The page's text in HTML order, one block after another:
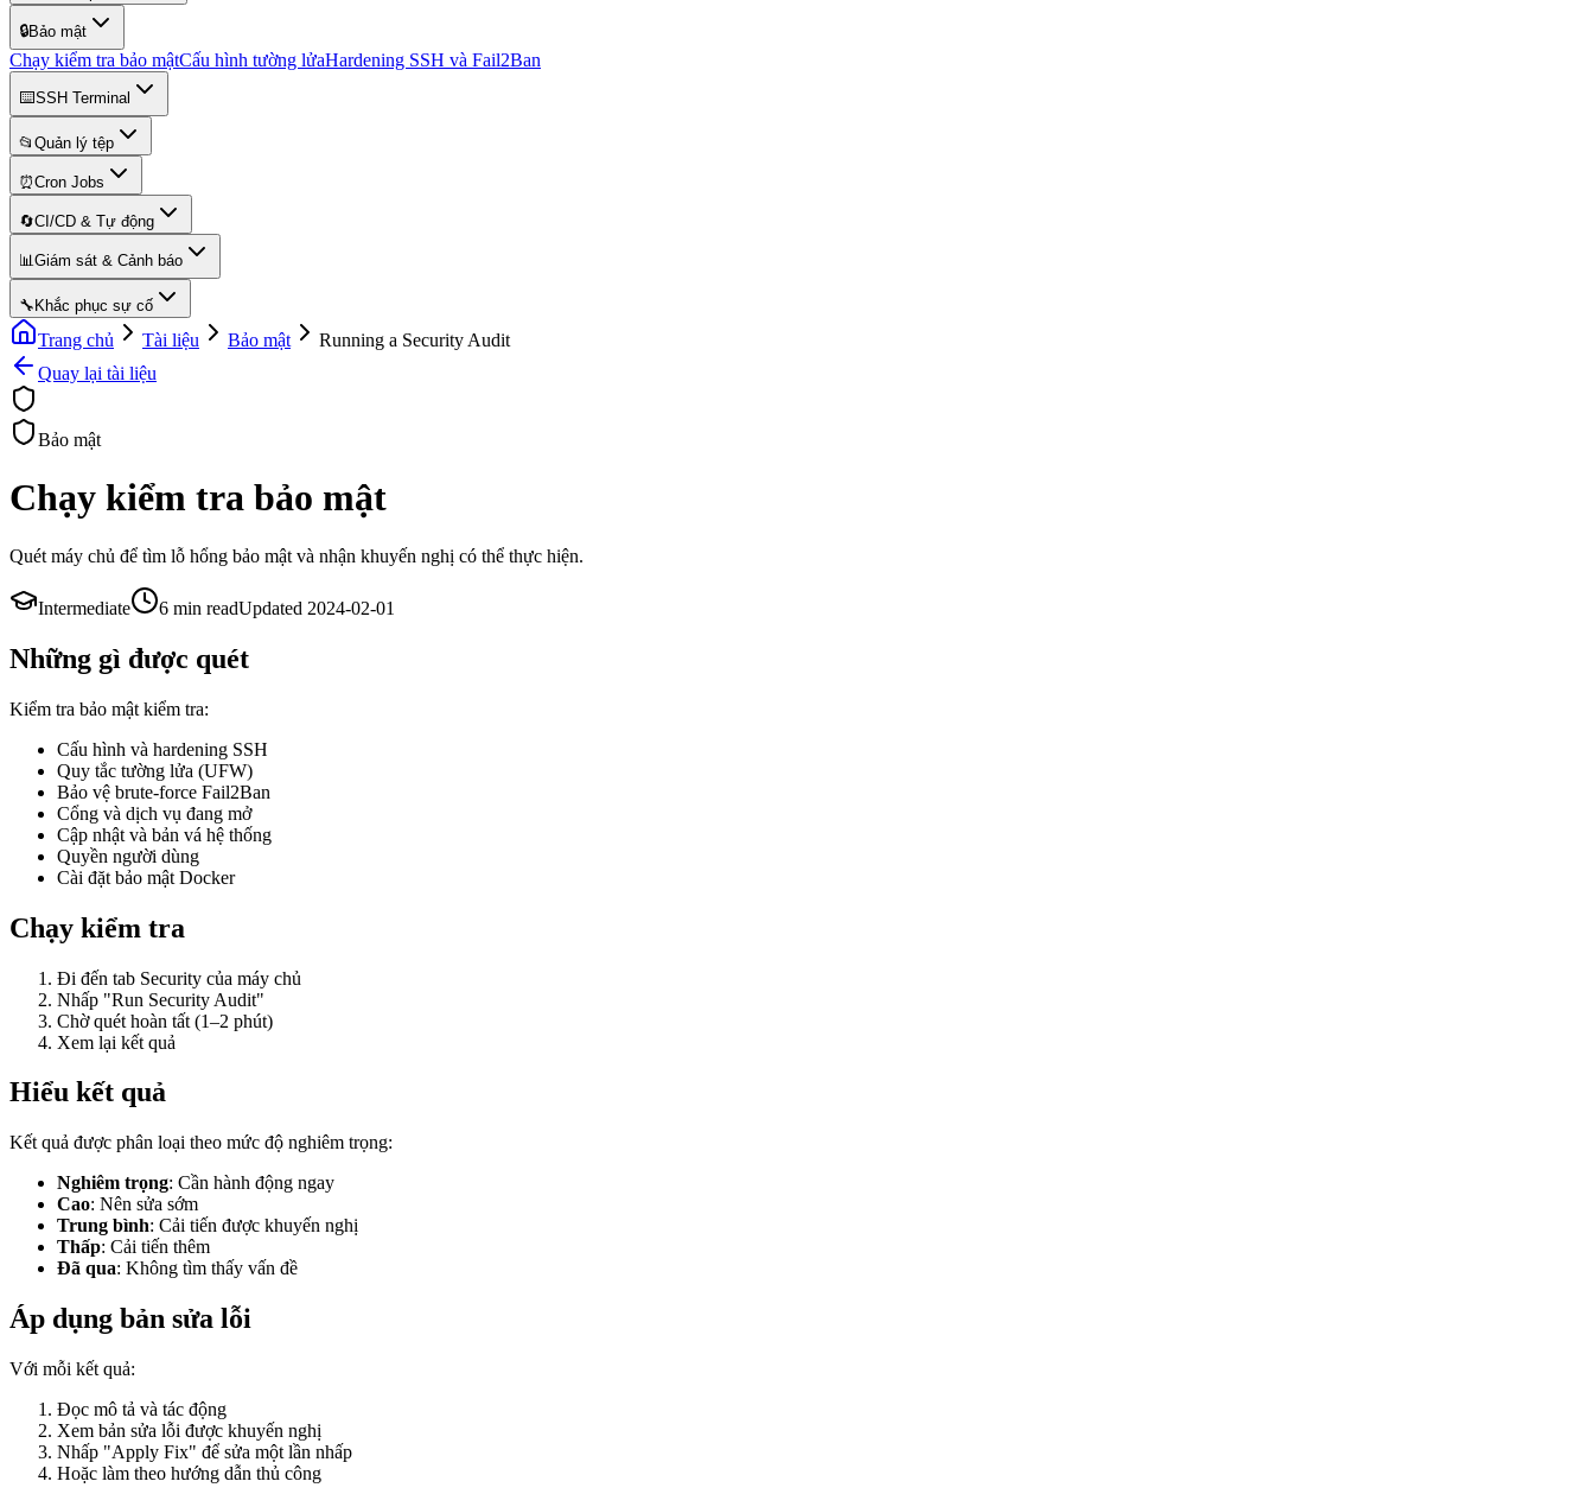
🔒Bảo mật
Chạy kiểm tra bảo mậtCấu hình tường lửaHardening SSH và Fail2Ban
⌨️SSH Terminal
📂 Quản lý tệp
⏰Cron Jobs
🔄CI/CD & Tự động
📊Giám sát & Cảnh báo
🔧 Khắc phục sự cố
Trang chủ Tài liệu Bảo mật
Running a Security Audit
Quay lại tài liệu
Bảo mật
Chạy kiểm tra bảo mật
Quét máy chủ để tìm lỗ hổng bảo mật và nhận khuyến nghị có thể thực hiện.
Intermediate 6 min readUpdated 2024-02-01
Những gì được quét
Kiểm tra bảo mật kiểm tra:
Cấu hình và hardening SSH
Quy tắc tường lửa (UFW)
Bảo vệ brute-force Fail2Ban
Cổng và dịch vụ đang mở
Cập nhật và bản vá hệ thống
Quyền người dùng
Cài đặt bảo mật Docker
Chạy kiểm tra
Đi đến tab Security của máy chủ
Nhấp "Run Security Audit"
Chờ quét hoàn tất (1–2 phút)
Xem lại kết quả
Hiểu kết quả
Kết quả được phân loại theo mức độ nghiêm trọng:
Nghiêm trọng: Cần hành động ngay
Cao: Nên sửa sớm
Trung bình: Cải tiến được khuyến nghị
Thấp: Cải tiến thêm
Đã qua: Không tìm thấy vấn đề
Áp dụng bản sửa lỗi
Với mỗi kết quả:
Đọc mô tả và tác động
Xem bản sửa lỗi được khuyến nghị
Nhấp "Apply Fix" để sửa một lần nhấp
Hoặc làm theo hướng dẫn thủ công